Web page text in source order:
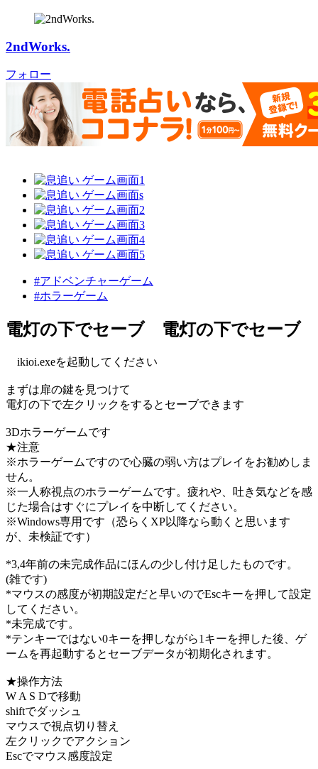
2ndWorks.
フォロー
#アドベンチャーゲーム
#ホラーゲーム
電灯の下でセーブ 電灯の下でセーブ
ikioi.exeを起動してください
まずは扉の鍵を見つけて
電灯の下で左クリックをするとセーブできます
3Dホラーゲームです
★注意
※ホラーゲームですので心臓の弱い方はプレイをお勧めしま
せん。
※一人称視点のホラーゲームです。疲れや、吐き気などを感
じた場合はすぐにプレイを中断してください。
※Windows専用です（恐らくXP以降なら動くと思います
が、未検証です）
*3,4年前の未完成作品にほんの少し付け足したものです。
(雑です)
*マウスの感度が初期設定だと早いのでEscキーを押して設定
してください。
*未完成です。
*テンキーではない0キーを押しながら1キーを押した後、ゲ
ームを再起動するとセーブデータが初期化されます。
★操作方法
W A S Dで移動
shiftでダッシュ
マウスで視点切り替え
左クリックでアクション
Escでマウス感度設定